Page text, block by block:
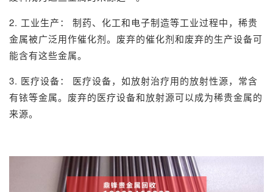
2. 工业生产： 制药、化工和电子制造等工业过程中，稀贵
金属被广泛用作催化剂。废弃的催化剂和废弃的生产设备可
能含有这些金属。
3. 医疗设备： 医疗设备，如放射治疗用的放射性源，常含
有铱等金属。废弃的医疗设备和放射源可以成为稀贵金属的
来源。